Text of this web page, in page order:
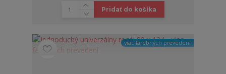
Pridať do košíka
viac farebných prevedení